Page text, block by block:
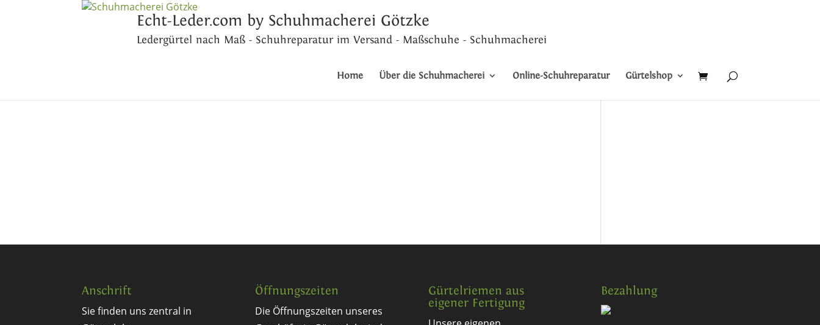
Echt-Leder.com by Schuhmacherei Götzke
Ledergürtel nach Maß - Schuhreparatur im Versand - Maßschuhe - Schuhmacherei
Home Über die Schuhmacherei Online-Schuhreparatur Gürtelshop
Anschrift
Sie finden uns zentral in
Öffnungszeiten
Die Öffnungszeiten unseres
Gürtelriemen aus
eigener Fertigung
Bezahlung